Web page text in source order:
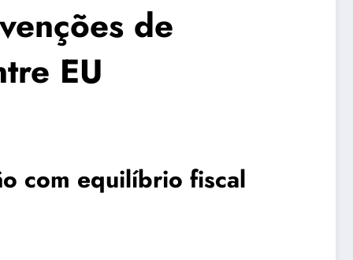
de
EU
com equilíbrio fiscal